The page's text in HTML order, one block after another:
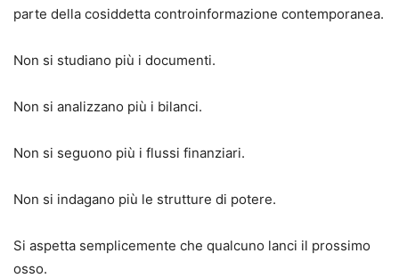
parte della cosiddetta controinformazione contemporanea.
Non si studiano più i documenti.
Non si analizzano più i bilanci.
Non si seguono più i flussi finanziari.
Non si indagano più le strutture di potere.
Si aspetta semplicemente che qualcuno lanci il prossimo
osso.